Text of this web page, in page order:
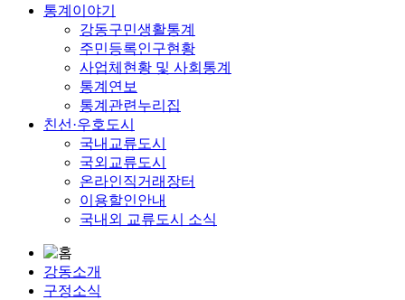
통계이야기
강동구민생활통계
주민등록인구현황
사업체현황 및 사회통계
통계연보
통계관련누리집
친선·우호도시
국내교류도시
국외교류도시
온라인직거래장터
이용할인안내
국내외 교류도시 소식
강동소개
구정소식